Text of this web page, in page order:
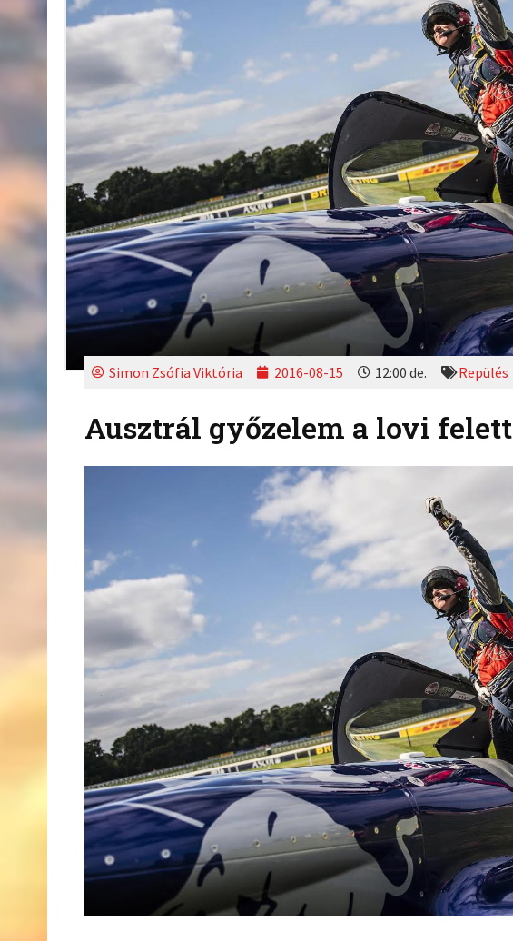
Simon Zsófia Viktória 2016-08-15 12:00 de. Repülés
Ausztrál győzelem a lovi felett